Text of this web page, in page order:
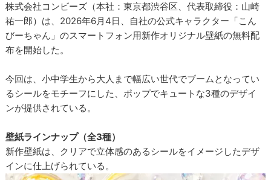
株式会社コンビーズ（本社：東京都渋谷区、代表取締役：山崎
祐一郎）は、2026年6月4日、自社の公式キャラクター「こん
びーちゃん」のスマートフォン用新作オリジナル壁紙の無料配
布を開始した。
今回は、小中学生から大人まで幅広い世代でブームとなってい
るシールをモチーフにした、ポップでキュートな3種のデザイ
ンが提供されている。
壁紙ラインナップ（全3種）
新作壁紙は、クリアで立体感のあるシールをイメージしたデザ
インに仕上げられている。